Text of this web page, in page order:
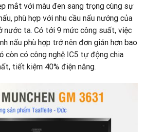
mắt với màu đen sang trọng cùng sự
phù hợp với nhu cầu nấu nướng của
nước ta. Có tới 9 mức công suất, việc
nấu phù hợp trở nên đơn giản hơn bao
còn có công nghệ IC5 tự động chia
tiết kiệm 40% điện năng.